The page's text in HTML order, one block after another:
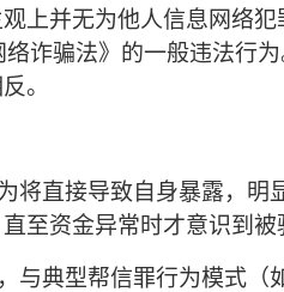
上并无为他人信息网络犯
诈骗法》的一般违法行为
。
将直接导致自身暴露，明
至资金异常时才意识到被
与典型帮信罪行为模式（